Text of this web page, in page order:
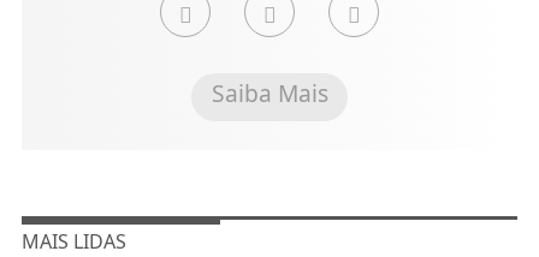
Saiba Mais
MAIS LIDAS